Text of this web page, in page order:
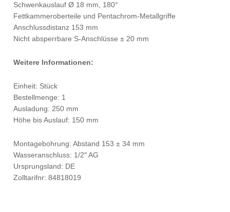
Schwenkauslauf Ø 18 mm, 180°
Fettkammeroberteile und Pentachrom-Metallgriffe
Anschlussdistanz 153 mm
Nicht absperrbare S-Anschlüsse ± 20 mm
Weitere Informationen:
Einheit: Stück
Bestellmenge: 1
Ausladung: 250 mm
Höhe bis Auslauf: 150 mm
Montagebohrung: Abstand 153 ± 34 mm
Wasseranschluss: 1/2″ AG
Ursprungsland: DE
Zolltarifnr: 84818019